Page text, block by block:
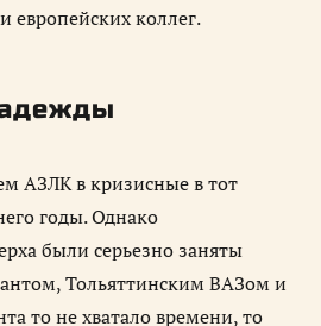
европейских коллег.
АЗЛК в кризисные в тот
годы. Однако
были серьезно заняты
Тольяттинским ВАЗом и
то не хватало времени, то